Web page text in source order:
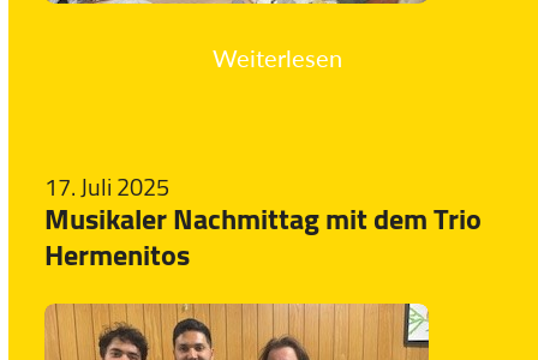
Weiterlesen
17. Juli 2025
Musikaler Nachmittag mit dem Trio
Hermenitos